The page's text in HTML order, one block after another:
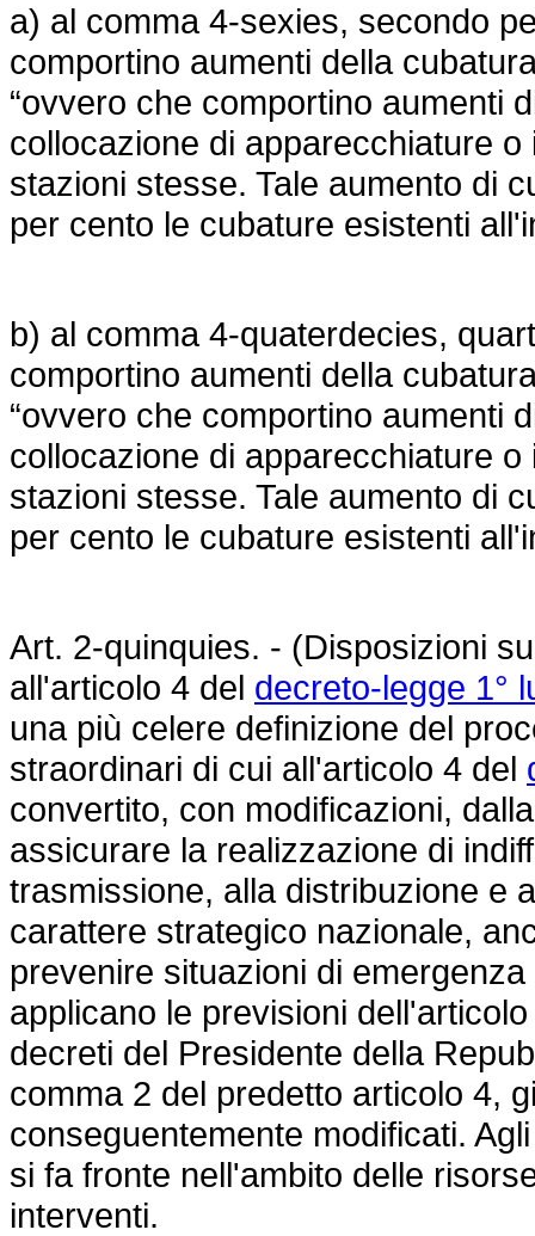
a) al comma 4-sexies, secondo
comportino aumenti della
“ovvero che comportino aumenti
collocazione di apparecchiature
stazioni stesse. Tale aumento di
per cento le cubature esistenti
b) al comma 4-quaterdecies,
comportino aumenti della
“ovvero che comportino aumenti
collocazione di apparecchiature
stazioni stesse. Tale aumento di
per cento le cubature esistenti
Art. 2-quinquies. - (Disposizioni
all'articolo 4 del decreto-legge 1°
una più celere definizione del
straordinari di cui all'articolo 4 del
convertito, con modificazioni,
assicurare la realizzazione di
trasmissione, alla distribuzione e
carattere strategico nazionale,
prevenire situazioni di
applicano le previsioni
decreti del Presidente della
comma 2 del predetto articolo 4,
conseguentemente modificati.
si fa fronte nell'ambito delle
interventi.